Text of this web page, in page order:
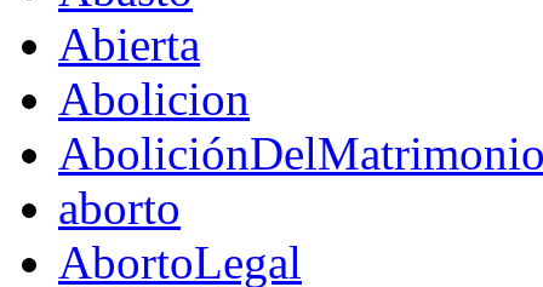
Abierta
Abolicion
aborto
AbortoLegal